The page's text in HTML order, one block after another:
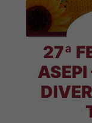
27ª
ASEPI